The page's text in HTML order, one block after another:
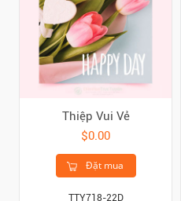
Thiệp Vui Vẻ
$0.00
Đặt mua
TTY718-22D